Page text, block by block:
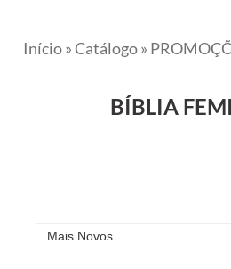
Início»Catálogo»
BÍBLIA